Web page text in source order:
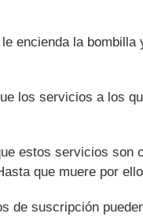
encienda la
los servicios a los
estos servicios son
que muere por
de suscripción